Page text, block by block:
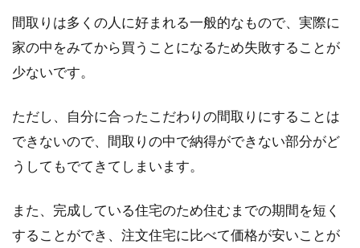
間取りは多くの人に好まれる一般的なもので、実際に
家の中をみてから買うことになるため失敗することが
少ないです。
ただし、自分に合ったこだわりの間取りにすることは
できないので、間取りの中で納得ができない部分がど
うしてもでてきてしまいます。
また、完成している住宅のため住むまでの期間を短く
することができ、注文住宅に比べて価格が安いことが